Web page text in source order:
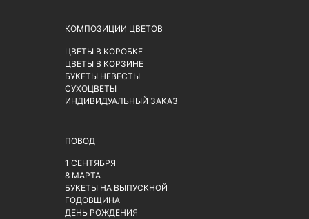
КОМПОЗИЦИИ ЦВЕТОВ
ЦВЕТЫ В КОРОБКЕ
ЦВЕТЫ В КОРЗИНЕ
БУКЕТЫ НЕВЕСТЫ
СУХОЦВЕТЫ
ИНДИВИДУАЛЬНЫЙ ЗАКАЗ
ПОВОД
1 СЕНТЯБРЯ
8 МАРТА
БУКЕТЫ НА ВЫПУСКНОЙ
ГОДОВЩИНА
ДЕНЬ РОЖДЕНИЯ